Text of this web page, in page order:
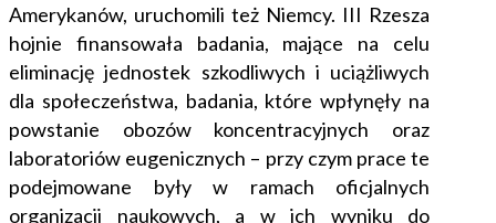
Amerykanów, uruchomili też Niemcy. III Rzesza
hojnie finansowała badania, mające na celu
eliminację jednostek szkodliwych i uciążliwych
dla społeczeństwa, badania, które wpłynęły na
powstanie obozów koncentracyjnych oraz
laboratoriów eugenicznych – przy czym prace te
podejmowane były w ramach oficjalnych
organizacji naukowych, a w ich wyniku do